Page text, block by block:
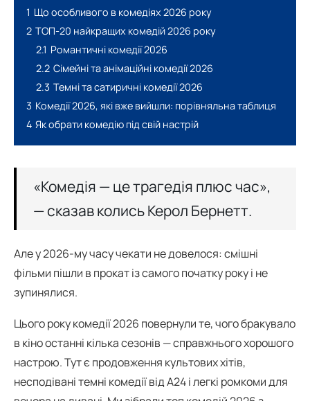
1 Що особливого в комедіях 2026 року
2 ТОП-20 найкращих комедій 2026 року
2.1 Романтичні комедії 2026
2.2 Сімейні та анімаційні комедії 2026
2.3 Темні та сатиричні комедії 2026
3 Комедії 2026, які вже вийшли: порівняльна таблиця
4 Як обрати комедію під свій настрій
«Комедія — це трагедія плюс час»,
— сказав колись Керол Бернетт.
Але у 2026-му часу чекати не довелося: смішні
фільми пішли в прокат із самого початку року і не
зупинялися.
Цього року комедії 2026 повернули те, чого бракувало
в кіно останні кілька сезонів — справжнього хорошого
настрою. Тут є продовження культових хітів,
несподівані темні комедії від А24 і легкі ромкоми для